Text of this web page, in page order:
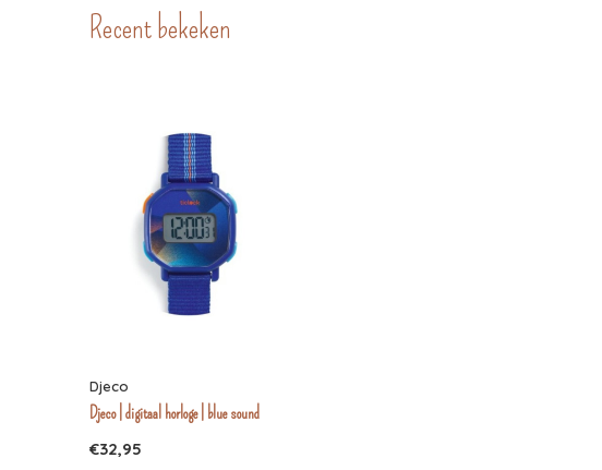
Recent bekeken
Djeco
Djeco | digitaal horloge | blue sound
€32,95